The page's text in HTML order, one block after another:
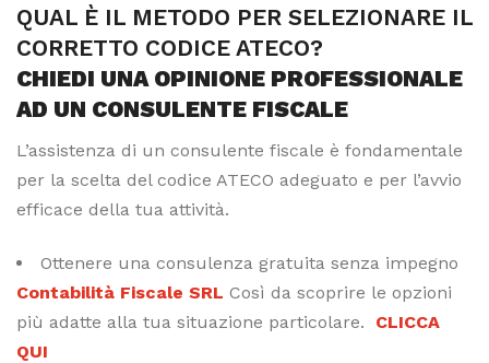
QUAL È IL METODO PER SELEZIONARE IL
CORRETTO CODICE ATECO?
CHIEDI UNA OPINIONE PROFESSIONALE
AD UN CONSULENTE FISCALE
L’assistenza di un consulente fiscale è fondamentale
per la scelta del codice ATECO adeguato e per l’avvio
efficace della tua attività.
Ottenere una consulenza gratuita senza impegno
Contabilità Fiscale SRL Così da scoprire le opzioni
più adatte alla tua situazione particolare. CLICCA
QUI